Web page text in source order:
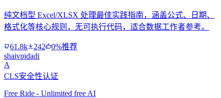
纯文档型 Excel/XLSX 处理最佳实践指南，涵盖公式、日期、
格式化等核心规则，无可执行代码，适合数据工作者参考。
61.8k 242
0%推荐
shaivpidadi
A
CLS安全性认证
Free Ride - Unlimited free AI